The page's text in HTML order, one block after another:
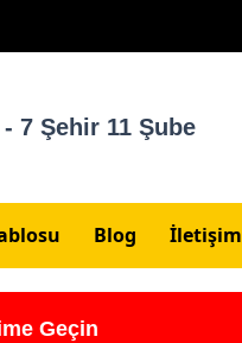
7 Şehir 11 Şube
Blog İletişim
Geçin